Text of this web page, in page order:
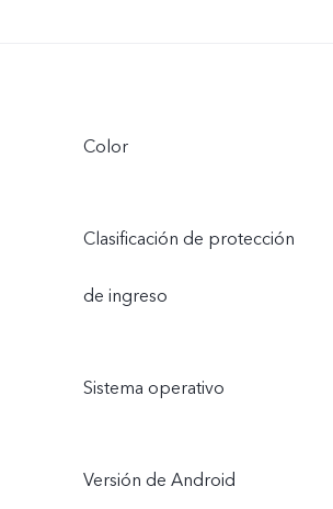
Color
Clasificación de protección
de ingreso
Sistema operativo
Versión de Android